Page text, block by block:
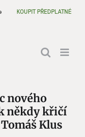
KOUPIT PŘEDPLATNÉ
nového
někdy křičí
Klus